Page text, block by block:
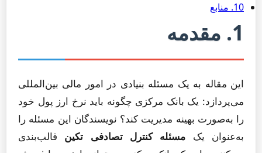
10. منابع
1. مقدمه
این مقاله به یک مسئله بنیادی در امور مالی بین‌المللی
می‌پردازد: یک بانک مرکزی چگونه باید نرخ ارز پول خود
را به‌صورت بهینه مدیریت کند؟ نویسندگان این مسئله را
به‌عنوان یک مسئله کنترل تصادفی تکین قالب‌بندی